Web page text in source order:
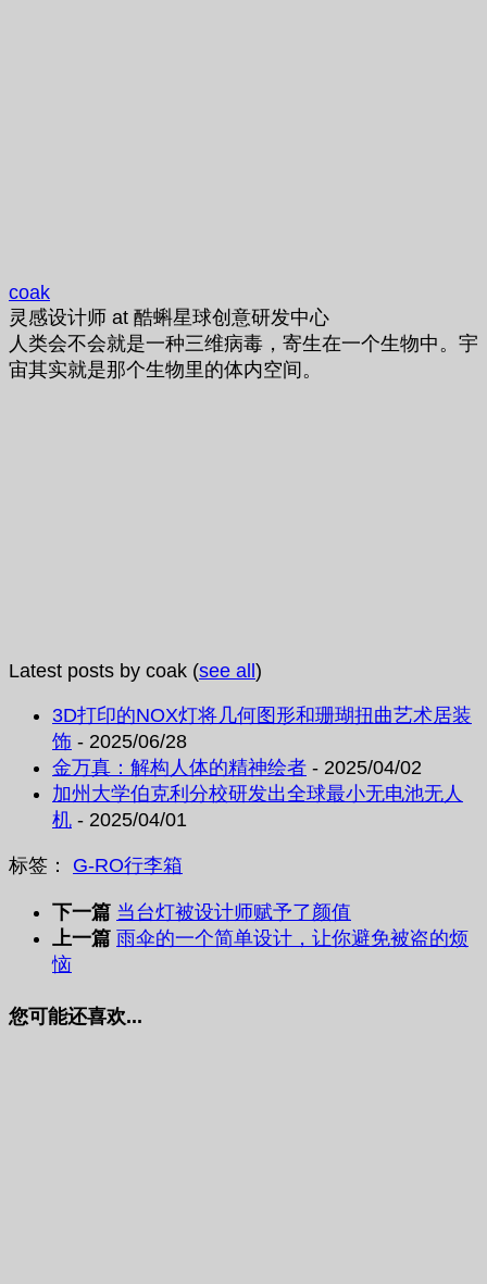
coak
灵感设计师 at 酷蝌星球创意研发中心
人类会不会就是一种三维病毒，寄生在一个生物中。宇
宙其实就是那个生物里的体内空间。
Latest posts by coak (see all )
3D打印的NOX灯将几何图形和珊瑚扭曲艺术居装
饰 - 2025/06/28
金万真：解构人体的精神绘者 - 2025/04/02
加州大学伯克利分校研发出全球最小无电池无人
机 - 2025/04/01
标签： G-RO行李箱
下一篇 当台灯被设计师赋予了颜值
上一篇 雨伞的一个简单设计，让你避免被盗的烦
恼
您可能还喜欢...